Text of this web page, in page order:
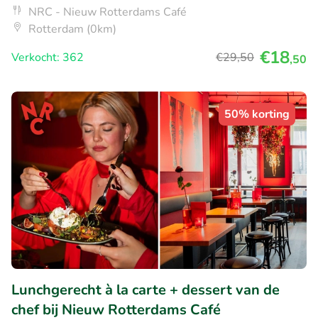
NRC - Nieuw Rotterdams Café
Rotterdam (0km)
Verkocht: 362
€29,50 €18,50
50% korting
Lunchgerecht à la carte + dessert van de
chef bij Nieuw Rotterdams Café